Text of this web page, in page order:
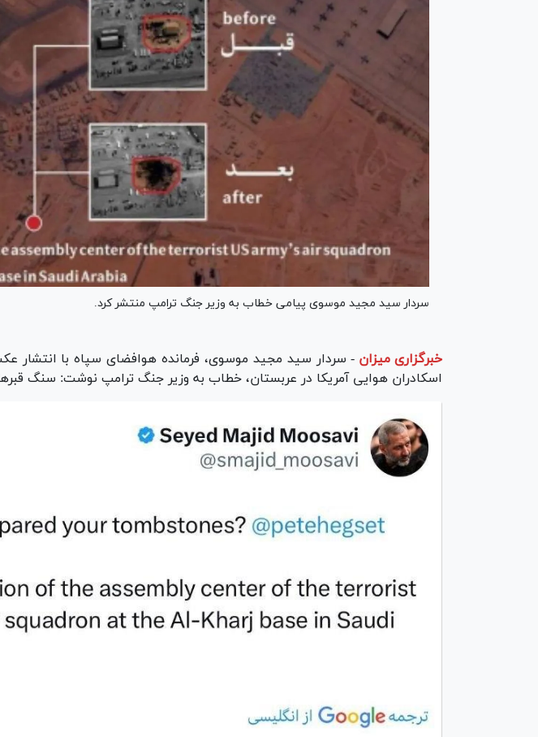
سردار سید مجید موسوی پیامی خطاب به وزیر جنگ ترامپ منتشر کرد.
خبرگزاری میزان - سردار سید مجید موسوی، فرمانده هوافضای سپاه با انتشار
اسکادران هوایی آمریکا در عربستان، خطاب به وزیر جنگ ترامپ نوشت: سنگ